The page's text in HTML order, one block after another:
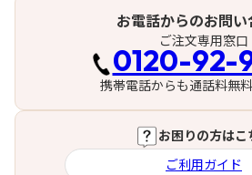
お電話からのお問い
ご注文専用窓口
0120-92-
携帯電話からも通話料無
お困りの方はこ
ご利用ガイド